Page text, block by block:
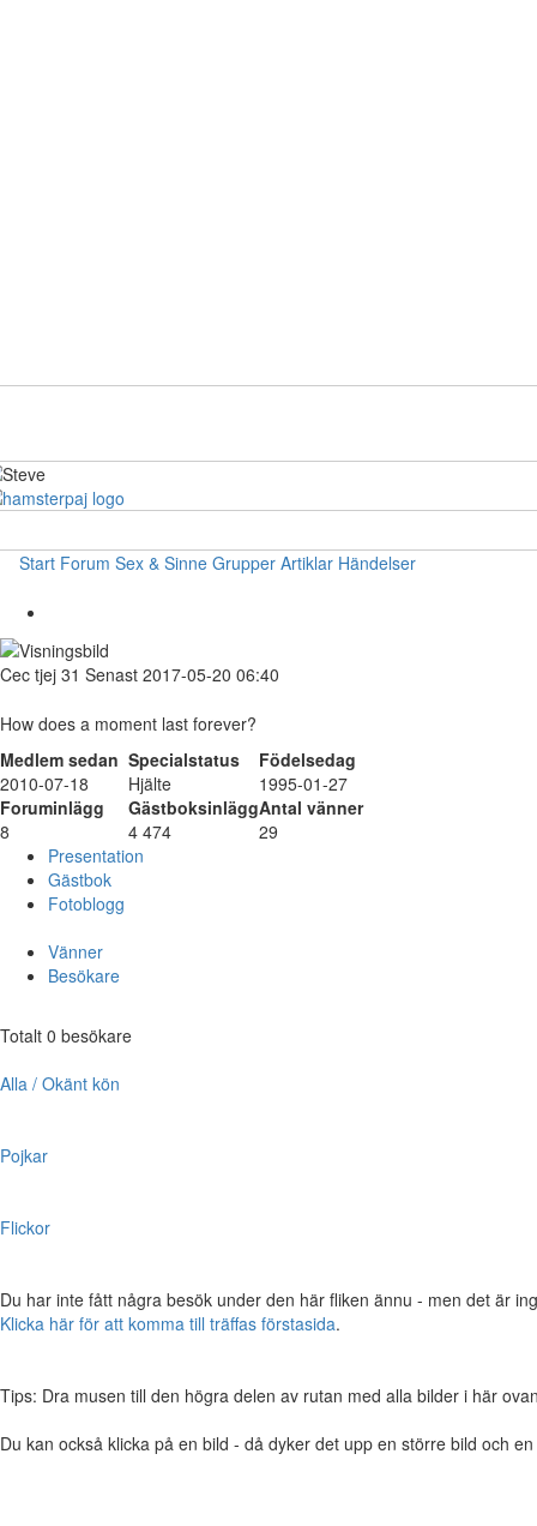
Start Forum Sex & Sinne Grupper Artiklar Händelser
Cec tjej 31 Senast 2017-05-20 06:40
How does a moment last forever?
Medlem sedan Specialstatus
Födelsedag
2010-07-18
Hjälte
1995-01-27
Foruminlägg
GästboksinläggAntal vänner
8
4 474
29
Presentation
Gästbok
Fotoblogg
Vänner
Besökare
Totalt 0 besökare
Alla / Okänt kön
Pojkar
Flickor
Du har inte fått några besök under den här fliken ännu - men det är
Klicka här för att komma till träffas förstasida.
Tips: Dra musen till den högra delen av rutan med alla bilder i här
Du kan också klicka på en bild - då dyker det upp en större bild och